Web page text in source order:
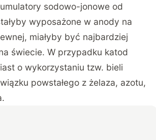
sodowo-jonowe od
wyposażone w anody na
miałyby być najbardziej
świecie. W przypadku katod
o wykorzystaniu tzw. bieli
powstałego z żelaza, azotu,